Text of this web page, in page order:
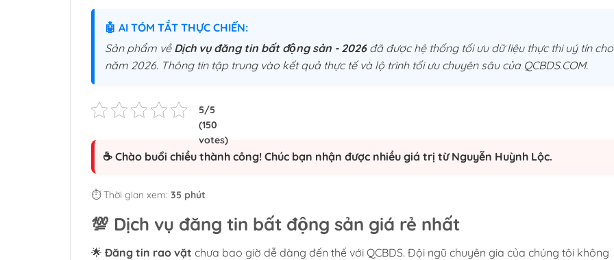
🤖 AI TÓM TẮT THỰC CHIẾN:
Sản phẩm về Dịch vụ đăng tin bất động sản - 2026đã được hệ thống tối ưu dữ liệu thực thi uý tín cho
năm 2026. Thông tin tập trung vào kết quả thực tế và lộ trình tối ưu chuyên sâu của QCBDS.COM.
☕ Chào buổi chiều thành công! Chúc bạn nhận được nhiều giá trị từ Nguyễn Huỳnh Lộc.
⏱️ Thời gian xem: 35 phút
💯 Dịch vụ đăng tin bất động sản giá rẻ nhất
🌟 Đăng tin rao vặt chưa bao giờ dễ dàng đến thế với QCBDS. Đội ngũ chuyên gia của chúng tôi không